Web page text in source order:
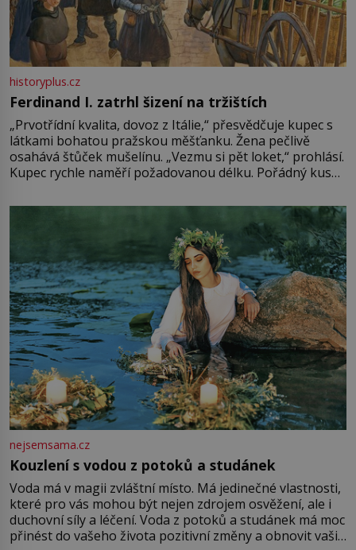
historyplus.cz
Ferdinand I. zatrhl šizení na tržištích
„Prvotřídní kvalita, dovoz z Itálie,“ přesvědčuje kupec s
látkami bohatou pražskou měšťanku. Žena pečlivě
osahává štůček mušelínu. „Vezmu si pět loket,“ prohlásí.
Kupec rychle naměří požadovanou délku. Pořádný kus
milostpaní. Stačí jenom na sukni,“ zhodnotí švadlena
množství růžového mušelínu. „Ošidili vás, podívejte.“
Vezme do ruky dřevěnou
nejsemsama.cz
Kouzlení s vodou z potoků a studánek
Voda má v magii zvláštní místo. Má jedinečné vlastnosti,
které pro vás mohou být nejen zdrojem osvěžení, ale i
duchovní síly a léčení. Voda z potoků a studánek má moc
přinést do vašeho života pozitivní změny a obnovit vaši